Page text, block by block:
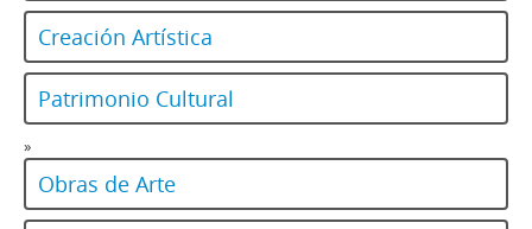
Creación Artística
Patrimonio Cultural
»
Obras de Arte